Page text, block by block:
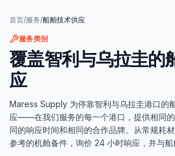
首页/服务/船舶技术供应
服务类别
覆盖智利与乌拉圭的
应
Maress Supply 为停靠智利与乌拉圭港口的
应——在我们服务的每一个港口，提供相同的
同的响应时间和相同的合作品牌。从常规耗
参考的机舱备件，询价 24 小时响应，并与船